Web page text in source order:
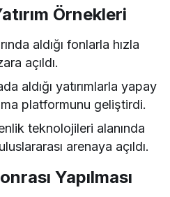
Örnekleri
aldığı fonlarla hızla
açıldı.
aldığı yatırımlarla yapay
platformunu geliştirdi.
teknolojileri alanında
arenaya açıldı.
Yapılması